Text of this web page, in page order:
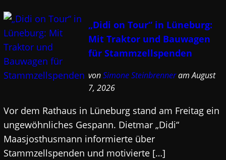
„Didi on Tour“ in Lüneburg:
Mit Traktor und Bauwagen
für Stammzellspenden
vonSimone Steinbrenneram August
7, 2026
Vor dem Rathaus in Lüneburg stand am Freitag ein
ungewöhnliches Gespann. Dietmar „Didi“
Maasjosthusmann informierte über
Stammzellspenden und motivierte […]